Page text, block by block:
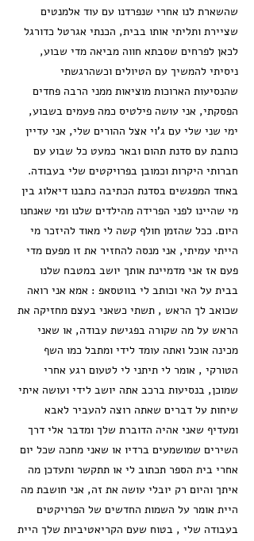
שהשארת לנו אחרי שנפרדנו עם עוד אלמנטים
שציירת ותליתי אותו בבית, הכנתי אגרטל כדורגל
לכאן לפרחים שסבתא חווה מביאה מדי שבוע,
ניסיתי להמשיך עם הטיולים וכשהרגשתי
שהנסיעות הארוכות מוציאות ממני הרבה פחדים
הפסקתי, אני עושה פילטיס כמה פעמים בשבוע,
ימי שני שלי עם ג'וי אצל ההורים שלי, אני עדיין
כותבת עם סדנת תהום ובאר כמעט כל שבוע עם
חברותי היקרות וכמובן בפרויקטים שלי בעבודה.
באחד המפגשים בסדנת הכתיבה כתבנו דיאלוג בין
מי שהיינו לפני הפרידה מהילדים שלנו ומי שאנחנו
היום. ככל שהזמן חולף קשה לי מאוד להיזכר מי
הייתי עמיתי, אני מנסה להחזיר את זו מפעם מדי
פעם אז אני מדמיינת אותך יושב במטבח שלנו
בבית על האי וכותב לי בווטסאפ : אמא אני רואה
שכואב לך הראש , תשתי כשאני בעצם מחזיקה את
הראש על מה שקורה בפגישת עבודה, או שאני
מכינה אוכל ואתה עומד לידי ומתבל כמו השף
הטורקי , אומר לי תיתני לי לטעום רגע אחרי
שמוכן, בנסיעות ברכב אתה יושב לידי ועושה איתי
שיחות על דברים שאתה רוצה להעביר לאבא
ומעדיף שאני אהיה הדוברת שלך ומדבר אלי דרך
השירים שמושמעים ברדיו או שאני מחכה שכל יום
אחרי בית הספר תכתוב לי או תתקשר ותעדכן מה
איתך והיום רק יובלי עושה את זה, אני חושבת מה
היית אומר על השמות החדשים של הפרויקטים
בעבודה שלי , בטוח שעם הקריאטיביות שלך היית